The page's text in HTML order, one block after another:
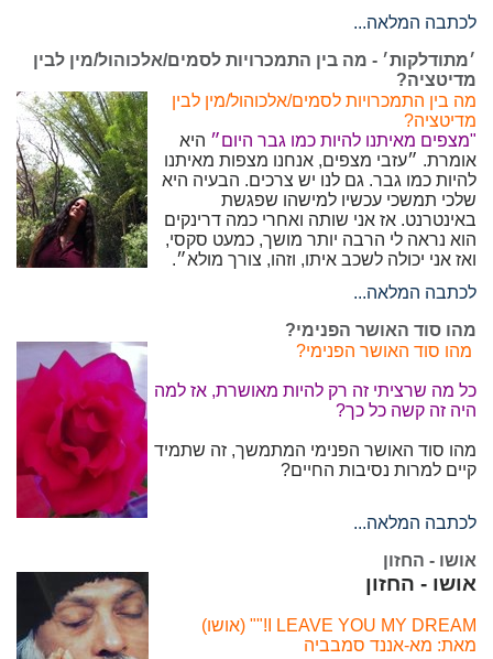
לכתבה המלאה...
׳מתודלקות׳ - מה בין התמכרויות לסמים/אלכוהול/מין לבין
מדיטציה?
מה בין התמכרויות לסמים/אלכוהול/מין לבין
מדיטציה?
"מצפים מאיתנו להיות כמו גבר היום״ היא
אומרת. ״עזבי מצפים, אנחנו מצפות מאיתנו
להיות כמו גבר. גם לנו יש צרכים. הבעיה היא
שלכי תמשכי עכשיו למישהו שפגשת
באינטרנט. אז אני שותה ואחרי כמה דרינקים
הוא נראה לי הרבה יותר מושך, כמעט סקסי,
ואז אני יכולה לשכב איתו, וזהו, צורך מולא״.
לכתבה המלאה...
מהו סוד האושר הפנימי?
מהו סוד האושר הפנימי?
כל מה שרציתי זה רק להיות מאושרת, אז למה
היה זה קשה כל כך?
מהו סוד האושר הפנימי המתמשך, זה שתמיד
קיים למרות נסיבות החיים?
לכתבה המלאה...
אושו - החזון
אושו - החזון
I LEAVE YOU MY DREAM!"" (אושו)
מאת: מא-אננד סמבביה